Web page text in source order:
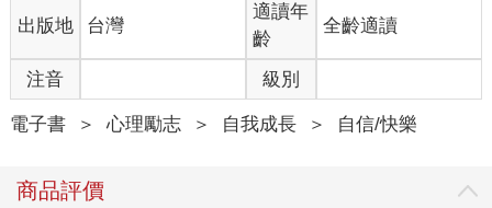
王初到美國時，在華人街的餐館裏打工。他的工作十分繁
重，工資卻很低。每天的晚餐，都是將白天客人們吃剩的飯菜放
進微波爐熱一熱，然後湊合著狼吞虎嚥下去。那時，他對生活很
老伯恰好過來串門子，同是貧窮的人，王便請老伯和他一塊吃
出版地 台灣
適讀年
齡
全齡適讀
注音 級別
電子書 ＞ 心理勵志 ＞ 自我成長 ＞ 自信/快樂
商品評價